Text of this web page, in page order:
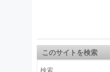
このサイトを検索